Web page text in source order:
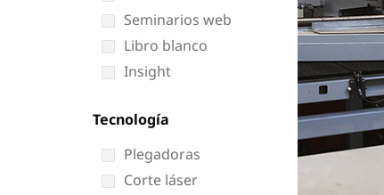
Seminarios web
Libro blanco
Insight
Tecnología
Plegadoras
Corte láser